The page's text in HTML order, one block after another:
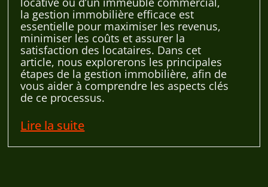
la gestion immobilière efficace est
essentielle pour maximiser les revenus,
minimiser les coûts et assurer la
satisfaction des locataires. Dans cet
article, nous explorerons les principales
étapes de la gestion immobilière, afin de
vous aider à comprendre les aspects clés
de ce processus.
Lire la suite